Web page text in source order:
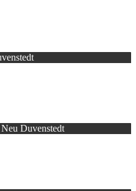
Duvenstedt